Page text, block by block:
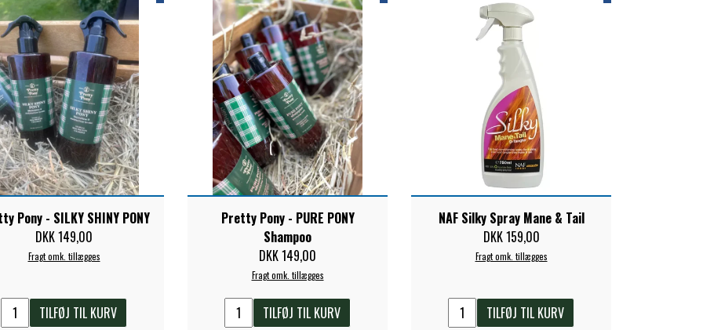
Pony - SILKY SHINY PONY
DKK 149,00
Fragt omk. tillægges
TILFØJ TIL KURV
Pretty Pony - PURE PONY
Shampoo
DKK 149,00
Fragt omk. tillægges
TILFØJ TIL KURV
NAF Silky Spray Mane & Tail
DKK 159,00
Fragt omk. tillægges
TILFØJ TIL KURV